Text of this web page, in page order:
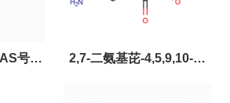
2,7-二氨基芘-4,5,9,10-四